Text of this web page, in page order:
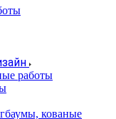
работы
кованые